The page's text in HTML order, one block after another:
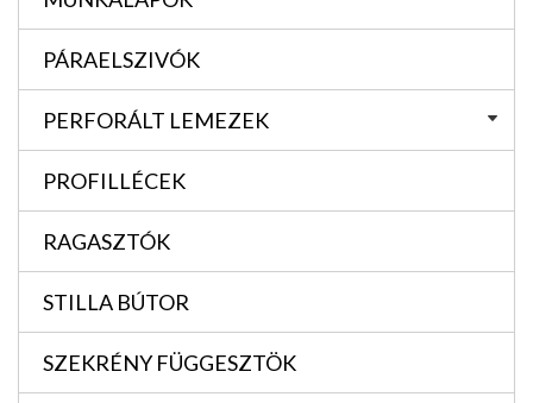
PÁRAELSZIVÓK
PERFORÁLT LEMEZEK
PROFILLÉCEK
RAGASZTÓK
STILLA BÚTOR
SZEKRÉNY FÜGGESZTÖK